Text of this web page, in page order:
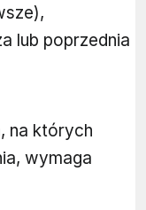
lub poprzednia
na których
wymaga